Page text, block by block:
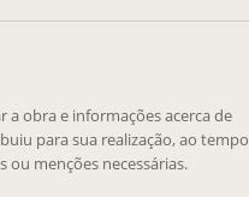
obra e informações acerca de
para sua realização, ao tempo
ou menções necessárias.